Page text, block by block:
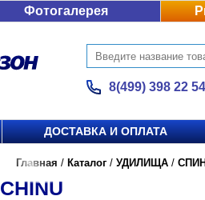
Фотогалерея
8(499) 398 22 54
ДОСТАВКА И ОПЛАТА
Главная / Каталог / УДИЛИЩА /
CHINU